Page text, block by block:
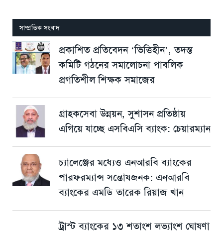
সাম্প্রতিক সংবাদ
প্রকাশিত প্রতিবেদন ‘ভিত্তিহীন’, তদন্ত
কমিটি গঠনের সমালোচনা পাবলিক
প্রগতিশীল শিক্ষক সমাজের
গ্রাহকসেবা উন্নয়ন, সুশাসন প্রতিষ্ঠায়
এগিয়ে যাচ্ছে এসবিএসি ব্যাংক: চেয়ারম্যান
চ্যালেঞ্জের মধ্যেও এনআরবি ব্যাংকের
পারফরম্যান্স সন্তোষজনক: এনআরবি
ব্যাংকের এমডি তারেক রিয়াজ খান
ট্রাস্ট ব্যাংকের ১৩ শতাংশ লভ্যাংশ ঘোষণা